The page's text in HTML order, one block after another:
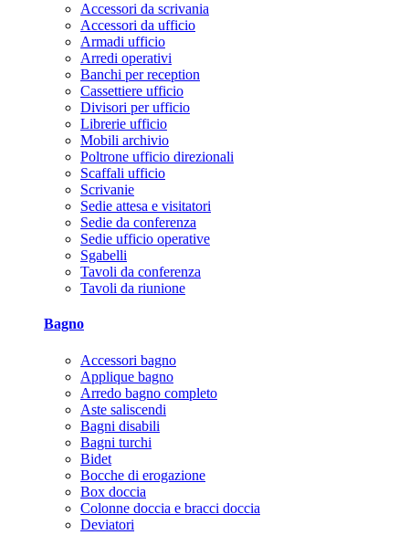
Accessori da scrivania
Accessori da ufficio
Armadi ufficio
Arredi operativi
Banchi per reception
Cassettiere ufficio
Divisori per ufficio
Librerie ufficio
Mobili archivio
Poltrone ufficio direzionali
Scaffali ufficio
Scrivanie
Sedie attesa e visitatori
Sedie da conferenza
Sedie ufficio operative
Sgabelli
Tavoli da conferenza
Tavoli da riunione
Bagno
Accessori bagno
Applique bagno
Arredo bagno completo
Aste saliscendi
Bagni disabili
Bagni turchi
Bidet
Bocche di erogazione
Box doccia
Colonne doccia e bracci doccia
Deviatori